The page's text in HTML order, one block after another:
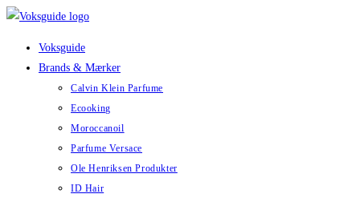
Skip
Voksguide
Brands & Mærker
Calvin Klein Parfume
Ecooking
Moroccanoil
Parfume Versace
Ole Henriksen Produkter
ID Hair